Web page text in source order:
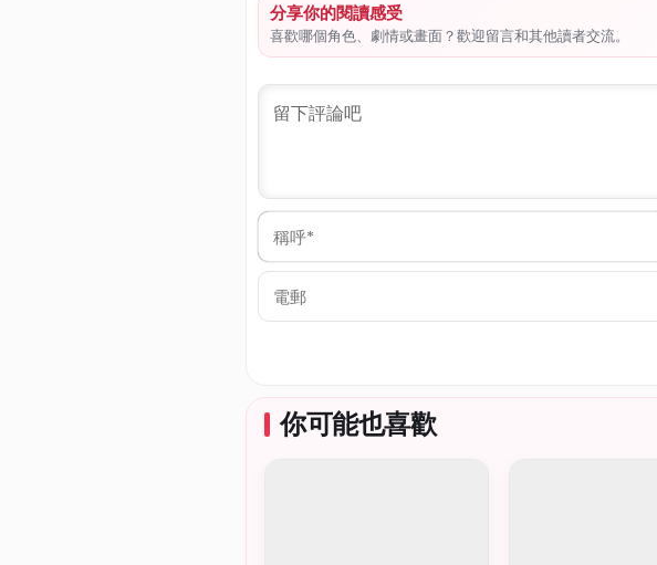
分享你的閱讀感受
喜歡哪個角色、劇情或畫面？歡迎留言和其他讀者交流。
稱
*
你可能也喜歡